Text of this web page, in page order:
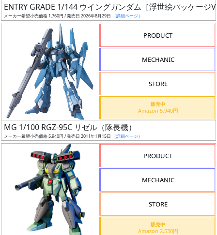
ャ
ラ
価
格
改
定
予
ENTRY GRADE 1/144 ウイングガンダム［浮世絵パッケージ
メーカー希望小売価格 1,760円 / 発売日 2026年8月29日 （詳細ページ）
PRODUCT
MECHANIC
STORE
販売中
Amazon 5,940円
MG 1/100 RGZ-95C リゼル（隊長機）
メーカー希望小売価格 5,940円 / 発売日 2011年1月15日 （詳細ページ）
PRODUCT
MECHANIC
STORE
販売中
Amazon 2,530円